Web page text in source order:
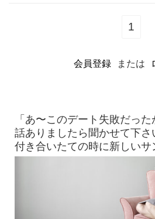
1
会員登録 または
「あ〜このデート失敗だっ
話ありましたら聞かせて下さい。 友達が
付き合いたての時に新しいサ
たら、見事に靴擦れを